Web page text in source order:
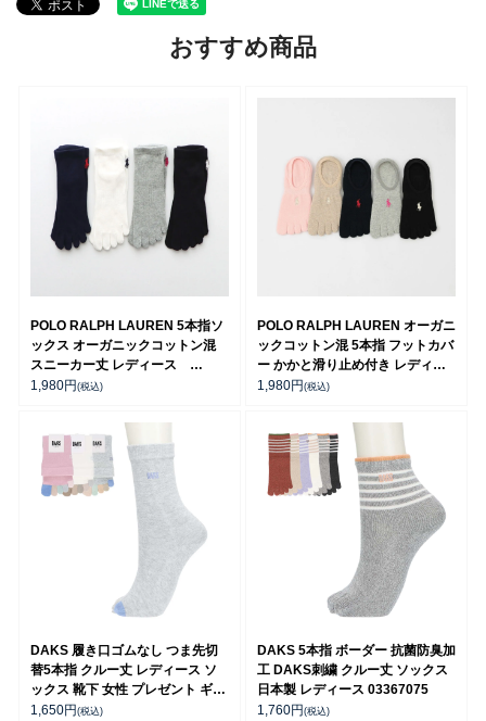
おすすめ商品
POLO RALPH LAUREN 5本指ソ
ックス オーガニックコットン混
スニーカー丈 レディース
03207964
1,980円(税込)
POLO RALPH LAUREN オーガニ
ックコットン混 5本指 フットカバ
ー かかと滑り止め付き レディー
ス 03207976
1,980円(税込)
DAKS 履き口ゴムなし つま先切
替5本指 クルー丈 レディース ソ
ックス 靴下 女性 プレゼント ギフ
ト 無料ラッピング 03367085
1,650円(税込)
DAKS 5本指 ボーダー 抗菌防臭加
工 DAKS刺繍 クルー丈 ソックス
日本製 レディース 03367075
1,760円(税込)